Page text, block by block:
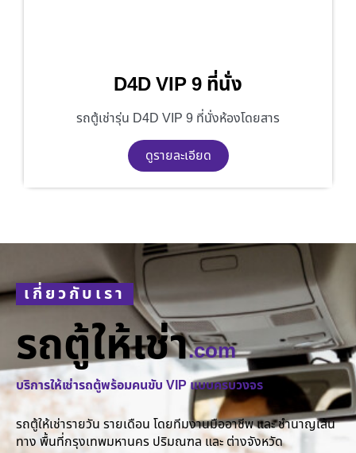
D4D VIP 9 ที่นั่ง
รถตู้เช่ารุ่น D4D VIP 9 ที่นั่งห้องโดยสาร
ดูรายละเอียด
เกี่ยวกับเรา
รถตู้ให้เช่า.com
บริการให้เช่ารถตู้พร้อมคนขับ VIP แบบครบวงจร
รถตู้ให้เช่ารายวัน รายเดือน โดยทีมงานมืออาชีพ และ ชำนาญเส้น
ทาง พื้นที่กรุงเทพมหานคร ปริมณฑล และ ต่างจังหวัด